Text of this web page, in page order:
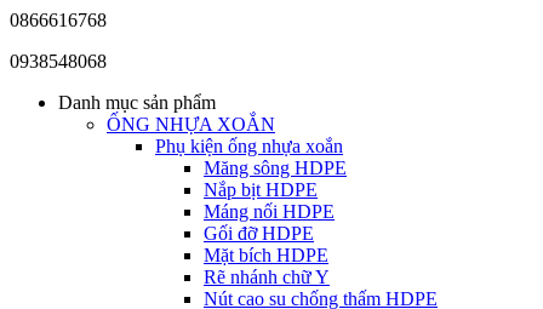
0866616768
0938548068
Danh mục sản phẩm
ỐNG NHỰA XOẮN
Phụ kiện ống nhựa xoắn
Măng sông HDPE
Nắp bịt HDPE
Máng nối HDPE
Gối đỡ HDPE
Mặt bích HDPE
Rẽ nhánh chữ Y
Nút cao su chống thấm HDPE